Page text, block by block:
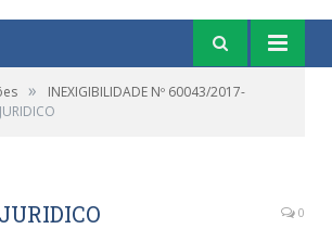
»
INEXIGIBILIDADE Nº 60043/2017-
0